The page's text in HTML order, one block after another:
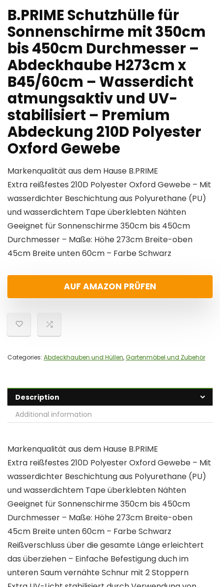
B.PRIME Schutzhülle für
Sonnenschirme mit 350cm
bis 450cm Durchmesser –
Abdeckhaube H273cm x
B45/60cm – Wasserdicht
atmungsaktiv und UV-
stabilisiert – Premium
Abdeckung 210D Polyester
Oxford Gewebe
Markenqualität aus dem Hause B.PRIME
Extra reißfestes 210D Polyester Oxford Gewebe – Mit
wasserdichter Beschichtung aus Polyurethane (PU)
und wasserdichtem Tape überklebten Nähten
Geeignet für Sonnenschirme 350cm bis 450cm
Durchmesser – Maße: Höhe 273cm Breite-oben
45cm Breite unten 60cm – Farbe Schwarz
AUF AMAZON PRÜFEN
Categories: Abdeckhauben und Hüllen,Gartenmöbel und Zubehör
Description
Additional information
Markenqualität aus dem Hause B.PRIME
Extra reißfestes 210D Polyester Oxford Gewebe – Mit
wasserdichter Beschichtung aus Polyurethane (PU)
und wasserdichtem Tape überklebten Nähten
Geeignet für Sonnenschirme 350cm bis 450cm
Durchmesser – Maße: Höhe 273cm Breite-oben
45cm Breite unten 60cm – Farbe Schwarz
Reißverschluss über die gesamte Länge erleichtert
das überziehen – Einfache Befestigung duch im
unteren Saum vernähte Schnur mit 2 Stoppern